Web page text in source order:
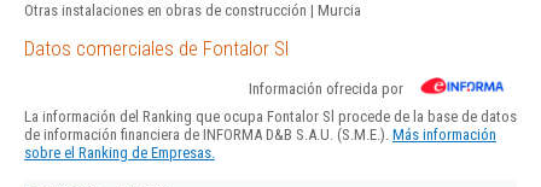
Otras instalaciones en obras de construcción | Murcia
Datos comerciales de Fontalor Sl
Información ofrecida por
La información del Ranking que ocupa Fontalor Sl procede de la base de datos
de información financiera de INFORMA D&B S.A.U. (S.M.E.). Más información
sobre el Ranking de Empresas.